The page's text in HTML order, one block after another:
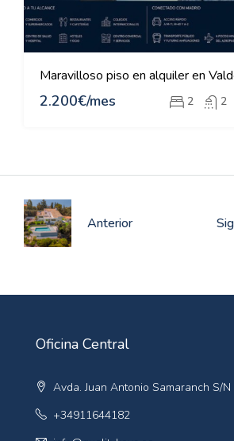
Maravilloso piso en alquiler en
2.200€/mes 2 2
Anterior
Oficina Central
Avda. Juan Antonio Samaranch S/
+34911644182